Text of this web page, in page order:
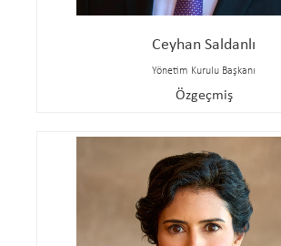
Ceyhan Saldanlı
Yönetim Kurulu Başkanı
Özgeçmiş